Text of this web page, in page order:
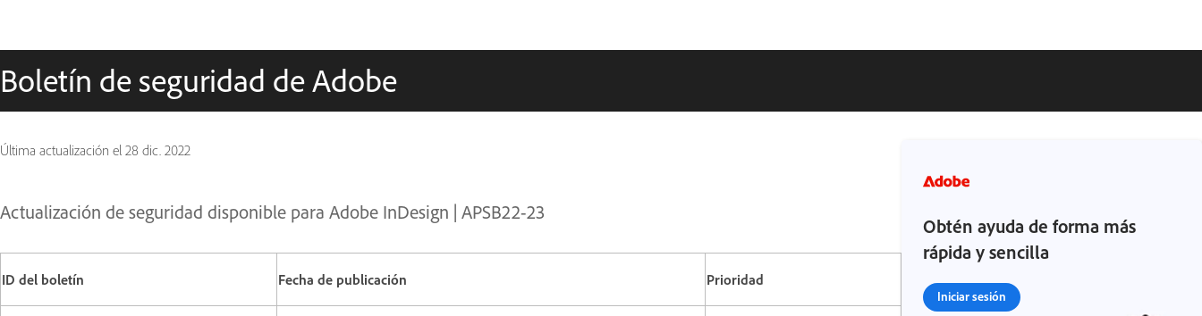
Boletín de seguridad de Adobe
Última actualización el 28 dic. 2022
Actualización de seguridad disponible para Adobe InDesign | APSB22-23
ID del boletín Fecha de publicación Prioridad
Obtén ayuda de forma más
rápida y sencilla
Iniciar sesión